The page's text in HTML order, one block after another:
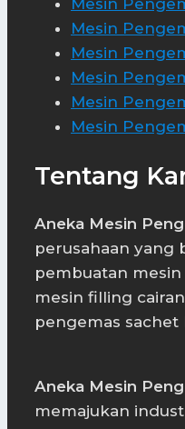
Mesin
Mesin
Mesin
Mesin
Mesin
Mesin
Tentang
Aneka Mesin
perusahaan yang
pembuatan
mesin filling
pengemas sachet
Aneka Mesin
memajukan